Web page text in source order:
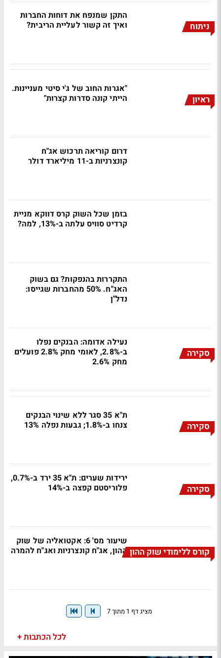
ניתוח
התקן שמנפח את דוחות החברות
ואיך זה קשור לעליית הריבית?
ראיון
"אגרות החוב של ג'י סיטי מעניינות.
הייתי קונה סדרות קצרות"
דרום קוריאה תרכוש אג"ח
קונצרניות ב-11 מיליארד דולר
בזמן שכל השוק קרס דווקא מניית
קרדיט סוויס עלתה ב-13%, למה?
התקררות בהנפקות? גם בשוק
האג"ח. 50% מהחברות שגייסו:
נדל"ן
סקירה
נעילה אדומה: הבנקים נפלו
ב-2.8%, לאומי מחק 2.8% פועלים
מחק 2.6%
סקירה
ת"א 35 סגר ללא שינוי הבנקים
צנחו ב-1.8%; גבעות נפלה 13%
סקירה
ירידות שערים: ת"א 35 ירד ב-0.7%,
פלוריסטם קפצה ב-14%
קורס ללימודי שוק ההון
שיעור מס' 6: אקטואליה של שוק
ההון, אג"ח קונצרניות ואג"ח להמרה
מציג דף 1 מתוך 7
לכל הכתבות +